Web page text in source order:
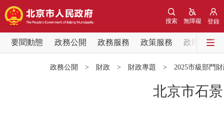
登錄
無障礙
搜索
要聞動態 政務公開 政務服務 政策服務
政民互動
政務公開 > 財政 > 財政專題 > 2025市級部門
北京市石